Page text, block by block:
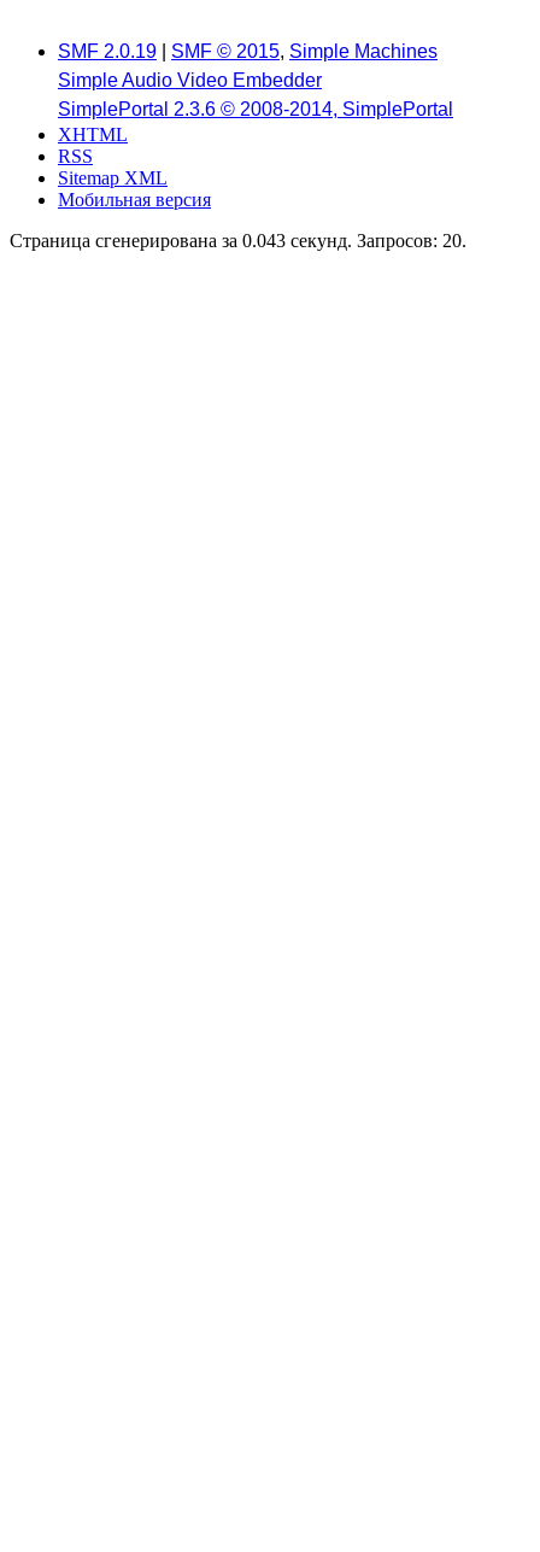
SMF 2.0.19 SMF © 2015, Simple Machines
Simple Audio Video Embedder
SimplePortal 2.3.6 © 2008-2014, SimplePortal
XHTML
RSS
Sitemap XML
Мобильная версия
Страница сгенерирована за 0.043 секунд. Запросов: 20.